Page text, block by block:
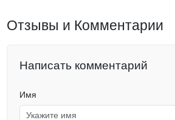
Отзывы и Комментарии
Написать комментарий
Имя